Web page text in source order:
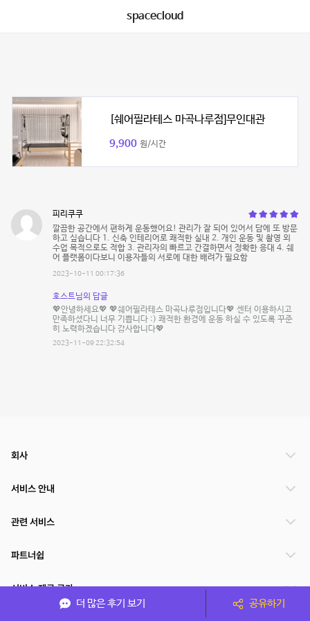
spacecloud
[쉐어필라테스 마곡나루점]무인대관
9,900 원/시간
피리쿠쿠
깔끔한 공간에서 편하게 운동했어요! 관리가 잘 되어 있어서 담에 또 방문
하고 싶습니다 1. 신축 인테리어로 쾌적한 실내 2. 개인 운동 및 촬영 외
수업 목적으로도 적합 3. 관리자의 빠르고 간결하면서 정확한 응대 4. 쉐
어 플랫폼이다보니 이용자들의 서로에 대한 배려가 필요함
2023-10-11 00:17:36
호스트님의 답글
💖안녕하세요💖 💖쉐어필라테스 마곡나루점입니다💖 센터 이용하시고
만족하셨다니 너무 기쁩니다 :) 쾌적한 환경에 운동 하실 수 있도록 꾸준
히 노력하겠습니다 감사합니다💖
2023-11-09 22:32:54
더 많은 후기 보기 공유하기
회사
서비스 안내
관련 서비스
파트너쉽
서비스 제공 국가